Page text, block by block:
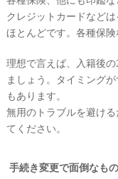
クレジットカードなど
ほとんどです。各種保
理想で言えば、入籍後
ましょう。タイミング
もあります。
無用のトラブルを避け
てください。
手続き変更で面倒なも